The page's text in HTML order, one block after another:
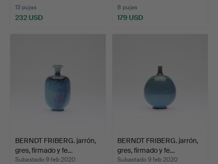
13 pujas
232 USD
8 pujas
179 USD
BERNDT FRIBERG. jarrón,
gres, firmado y fe…
Subastado 9 feb 2020
BERNDT FRIBERG. jarrón,
gres, firmado y fe…
Subastado 9 feb 2020